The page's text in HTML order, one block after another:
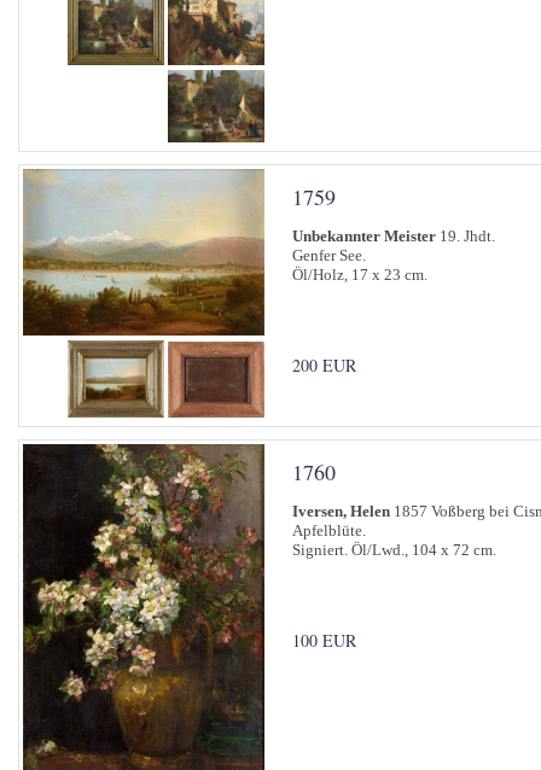
1759
Unbekannter Meister 19. Jhdt.
Genfer See.
Öl/Holz, 17 x 23 cm.
200 EUR
1760
Iversen, Helen 1857 Voßberg bei
Apfelblüte.
Signiert. Öl/Lwd., 104 x 72 cm.
100 EUR